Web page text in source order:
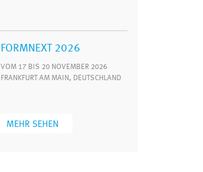
FORMNEXT 2026
VOM 17 BIS 20 NOVEMBER 2026
FRANKFURT AM MAIN, DEUTSCHLAND
MEHR SEHEN